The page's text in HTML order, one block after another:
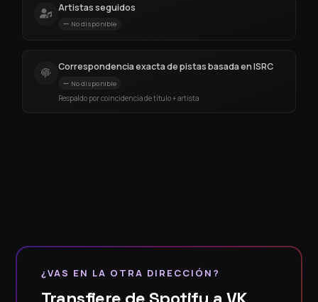
Artistas seguidos
No disponible
Correspondencia exacta de pistas basada en ISRC
No disponible
Respaldo por coincidencia de título + artista
¿VAS EN LA OTRA DIRECCIÓN?